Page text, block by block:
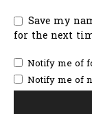
Save my
for the next
Notify me of
Notify me of